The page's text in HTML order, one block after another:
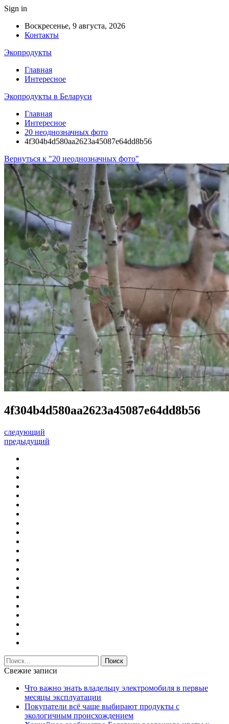
Sign in
Воскресенье, 9 августа, 2026
Контакты
Экопродукты
Главная
Интересное
Экопродукты в Беларуси
Главная
Интересное
20 неоднозначных фото
4f304b4d580aa2623a45087e64dd8b56
Вернуться к "20 неоднозначных фото"
4f304b4d580aa2623a45087e64dd8b56
следующий
предыдущий
Свежие записи
Что важно знать владельцу электромобиля в первые
месяцы эксплуатации
Покупатели всё чаще выбирают продукты с
экологичным происхождением